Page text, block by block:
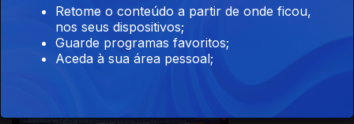
Retome o conteúdo a partir de onde ficou,
nos seus dispositivos;
Guarde programas favoritos;
Aceda à sua área pessoal;